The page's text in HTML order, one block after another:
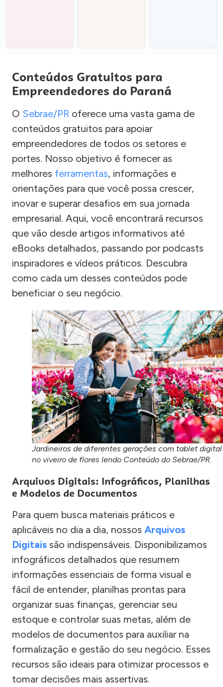
Conteúdos Gratuitos para
Empreendedores do Paraná
O Sebrae/PR oferece uma vasta gama de
conteúdos gratuitos para apoiar
empreendedores de todos os setores e
portes. Nosso objetivo é fornecer as
melhores ferramentas, informações e
orientações para que você possa crescer,
inovar e superar desafios em sua jornada
empresarial. Aqui, você encontrará recursos
que vão desde artigos informativos até
eBooks detalhados, passando por podcasts
inspiradores e vídeos práticos. Descubra
como cada um desses conteúdos pode
beneficiar o seu negócio.
Jardineiros de diferentes gerações com tablet digital
no viveiro de flores lendo Conteúdo do Sebrae/PR.
Arquivos Digitais: Infográficos, Planilhas
e Modelos de Documentos
Para quem busca materiais práticos e
aplicáveis no dia a dia, nossos Arquivos
Digitais são indispensáveis. Disponibilizamos
infográficos detalhados que resumem
informações essenciais de forma visual e
fácil de entender, planilhas prontas para
organizar suas finanças, gerenciar seu
estoque e controlar suas metas, além de
modelos de documentos para auxiliar na
formalização e gestão do seu negócio. Esses
recursos são ideais para otimizar processos e
tomar decisões mais assertivas.